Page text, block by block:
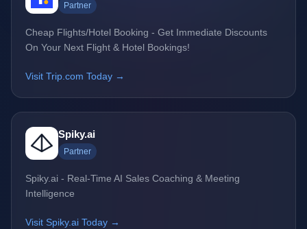
Partner
Cheap Flights/Hotel Booking - Get Immediate Discounts
On Your Next Flight & Hotel Bookings!
Visit Trip.com Today →
Spiky.ai
Partner
Spiky.ai - Real-Time AI Sales Coaching & Meeting
Intelligence
Visit Spiky.ai Today →